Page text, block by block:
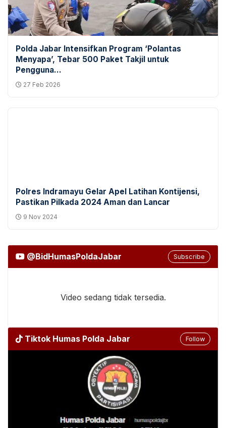
Polda Jabar Intensifkan Program ‘Polantas
Menyapa’, Tebar 500 Paket Takjil untuk
Pengguna...
27 Feb 2026
Polres Indramayu Gelar Apel Latihan Kontijensi,
Pastikan Pilkada 2024 Aman dan Lancar
9 Nov 2024
@BidHumasPoldaJabar Subscribe
Video sedang tidak tersedia.
Tiktok Humas Polda Jabar Follow